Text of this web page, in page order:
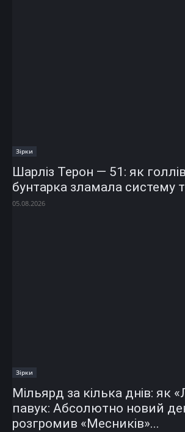
Зірки
Шарліз Терон — 51: як
бунтарка зламала систему
05.08.2026
Зірки
Мільярд за кілька днів: як
павук: Абсолютно новий
розгромив «Месників»...